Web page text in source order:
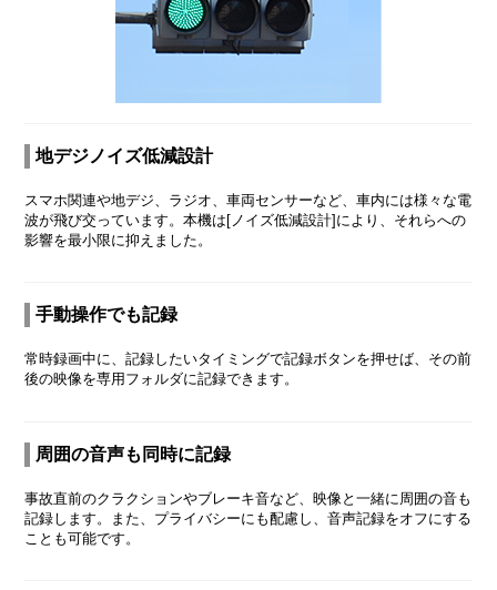
地デジノイズ低減設計
スマホ関連や地デジ、ラジオ、車両センサーなど、車内には様々な電
波が飛び交っています。本機は[ノイズ低減設計]により、それらへの
影響を最小限に抑えました。
手動操作でも記録
常時録画中に、記録したいタイミングで記録ボタンを押せば、その前
後の映像を専用フォルダに記録できます。
周囲の音声も同時に記録
事故直前のクラクションやブレーキ音など、映像と一緒に周囲の音も
記録します。また、プライバシーにも配慮し、音声記録をオフにする
ことも可能です。